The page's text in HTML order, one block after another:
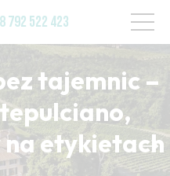
792 522 423
tajemnic –
etykietach